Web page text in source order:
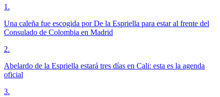
1 .
Una caleña fue escogida por De la Espriella para estar al frente del
Consulado de Colombia en Madrid
2.
Abelardo de la Espriella estará tres días en Cali: esta es la agenda
oficial
3.